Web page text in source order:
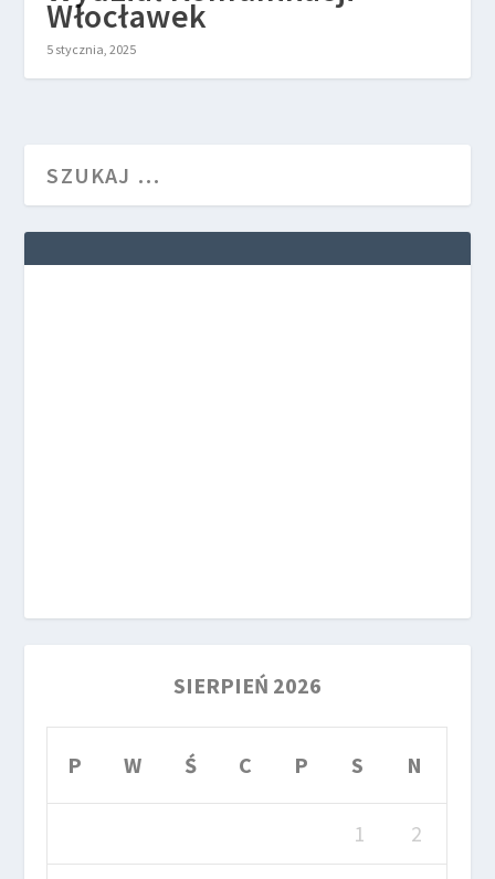
Włocławek
5 stycznia, 2025
SIERPIEŃ 2026
P W Ś C P S N
1 2